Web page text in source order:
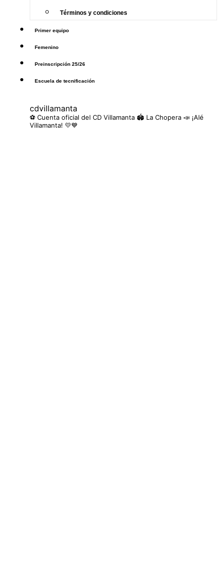
Términos y condiciones
Primer equipo
Femenino
Preinscripción 25/26
Escuela de tecnificación
cdvillamanta
⚽️ Cuenta oficial del CD Villamanta 🏟️ La Chopera 📣 ¡Alé
Villamanta! 💛💙